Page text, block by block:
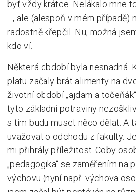
byť vždy krátce. Nelákalo mne
…, ale (alespoň v mém případě)
radostně křepčil. Nu, možná
kdo ví.
Některá období byla nesnadná.
platu začaly brát alimenty na
životní období „ajdam a
tyto základní potraviny
s tím budu muset něco dělat. A
uvažovat o odchodu z fakulty.
mi přihrály příležitost. Coby
„pedagogika“ se zaměřením na
výchovu (nyní např. výchova